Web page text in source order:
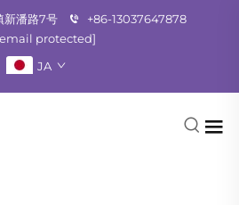
新潘路7号
+86-13037647878
protected]
JA